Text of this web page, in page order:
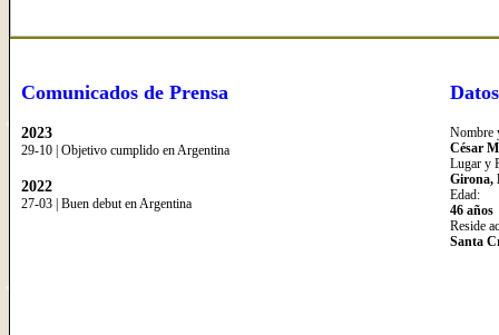
Comunicados de Prensa
2023
29-10 | Objetivo cumplido en Argentina
2022
27-03 | Buen debut en Argentina
Nombre
César
Lugar y
Girona,
Edad:
46 años
Reside
Santa